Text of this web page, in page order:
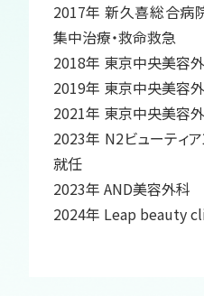
2017年 新久喜総合病
集中治療・救命救急
2018年 東京中央美容
2019年 東京中央美容
2021年 東京中央美容
2023年 N2ビューティ
就任
2023年 AND美容外科
2024年 Leap beauty